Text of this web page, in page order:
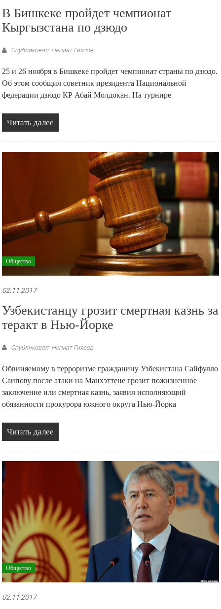
В Бишкеке пройдет чемпионат
Кыргызстана по дзюдо
Опубликовал: Негмат Гиясов
25 и 26 ноября в Бишкеке пройдет чемпионат страны по дзюдо.
Об этом сообщил советник президента Национальной
федерации дзюдо КР Абай Молдокан. На турнире
Читать далее
Общество
02.11.2017
Узбекистанцу грозит смертная казнь за
теракт в Нью-Йорке
Опубликовал: Негмат Гиясов
Обвиняемому в терроризме гражданину Узбекистана Сайфулло
Саипову после атаки на Манхэттене грозит пожизненное
заключение или смертная казнь, заявил исполняющий
обязанности прокурора южного округа Нью-Йорка
Читать далее
Общество
02.11.2017